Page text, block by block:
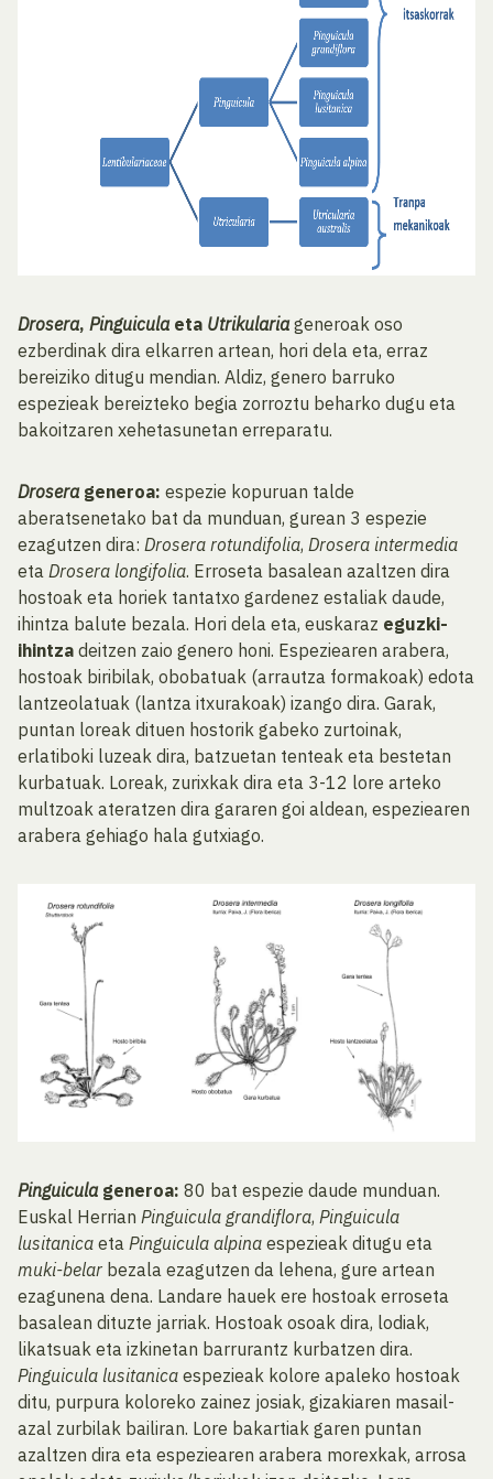
Drosera, Pinguiculaeta Utrikularia generoak oso
ezberdinak dira elkarren artean, hori dela eta, erraz
bereiziko ditugu mendian. Aldiz, genero barruko
espezieak bereizteko begia zorroztu beharko dugu eta
bakoitzaren xehetasunetan erreparatu.
Droserageneroa: espezie kopuruan talde
aberatsenetako bat da munduan, gurean 3 espezie
ezagutzen dira: Drosera rotundifolia, Drosera intermedia
eta Drosera longifolia. Erroseta basalean azaltzen dira
hostoak eta horiek tantatxo gardenez estaliak daude,
ihintza balute bezala. Hori dela eta, euskaraz eguzki-
ihintza deitzen zaio genero honi. Espeziearen arabera,
hostoak biribilak, obobatuak (arrautza formakoak) edota
lantzeolatuak (lantza itxurakoak) izango dira. Garak,
puntan loreak dituen hostorik gabeko zurtoinak,
erlatiboki luzeak dira, batzuetan tenteak eta bestetan
kurbatuak. Loreak, zurixkak dira eta 3-12 lore arteko
multzoak ateratzen dira gararen goi aldean, espeziearen
arabera gehiago hala gutxiago.
Pinguiculageneroa: 80 bat espezie daude munduan.
Euskal Herrian Pinguicula grandiflora, Pinguicula
lusitanica eta Pinguicula alpina espezieak ditugu eta
muki-belar bezala ezagutzen da lehena, gure artean
ezagunena dena. Landare hauek ere hostoak erroseta
basalean dituzte jarriak. Hostoak osoak dira, lodiak,
likatsuak eta izkinetan barrurantz kurbatzen dira.
Pinguicula lusitanica espezieak kolore apaleko hostoak
ditu, purpura koloreko zainez josiak, gizakiaren masail-
azal zurbilak bailiran. Lore bakartiak garen puntan
azaltzen dira eta espeziearen arabera morexkak, arrosa